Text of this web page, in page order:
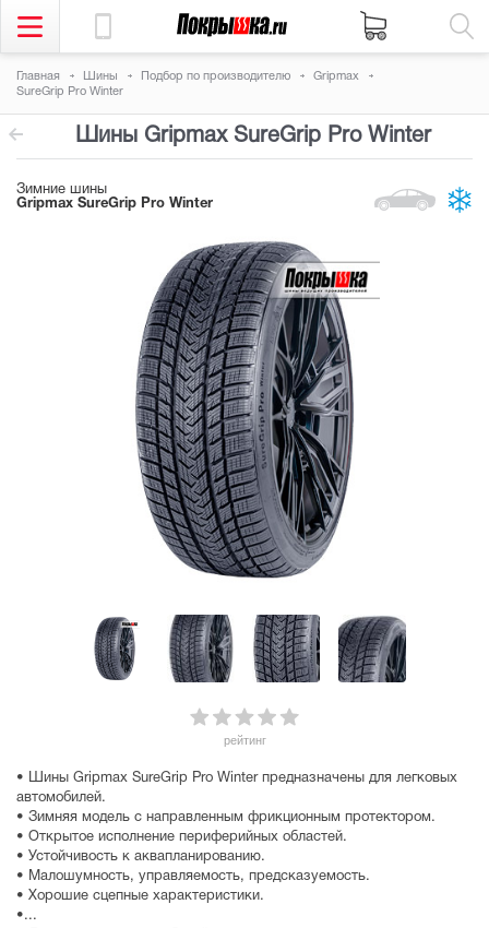
Главная Шины Подбор по производителю
Gripmax
SureGrip Pro Winter
Шины Gripmax SureGrip Pro Winter
Зимние шины
Gripmax SureGrip Pro Winter
рейтинг
• Шины Gripmax SureGrip Pro Winter предназначены для легковых
автомобилей.
• Зимняя модель с направленным фрикционным протектором.
• Открытое исполнение периферийных областей.
• Устойчивость к аквапланированию.
• Малошумность, управляемость, предсказуемость.
• Хорошие сцепные характеристики.
•...